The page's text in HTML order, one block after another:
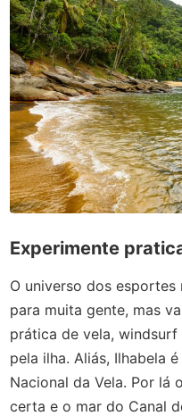
Experimente
O universo dos
para muita gente, mas
prática de vela,
pela ilha. Aliás, Ilhabela
Nacional da Vela. Por lá
certa e o mar do Canal